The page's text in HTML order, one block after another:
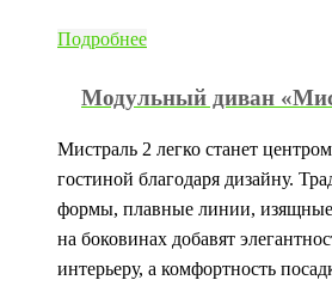
Подробнее
Модульный диван
Мистраль 2 легко станет
гостиной благодаря дизайну.
формы, плавные линии, изящные
на боковинах добавят
интерьеру, а комфортность